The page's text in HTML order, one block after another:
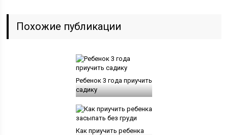
Похожие публикации
Ребенок 3 года приучить
садику
Как приучить ребенка